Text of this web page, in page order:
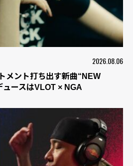
2026.08.06
メント打ち出す新曲“NEW
ースはVLOT × NGA